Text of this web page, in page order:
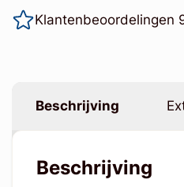
Klantenbeoordelingen
Beschrijving
Beschrijving